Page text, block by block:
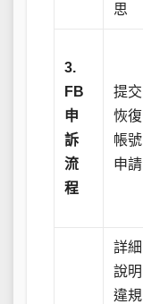
思
3.
FB
申
訴
流
程
提交
恢復
帳號
申請
詳細
說明
違規